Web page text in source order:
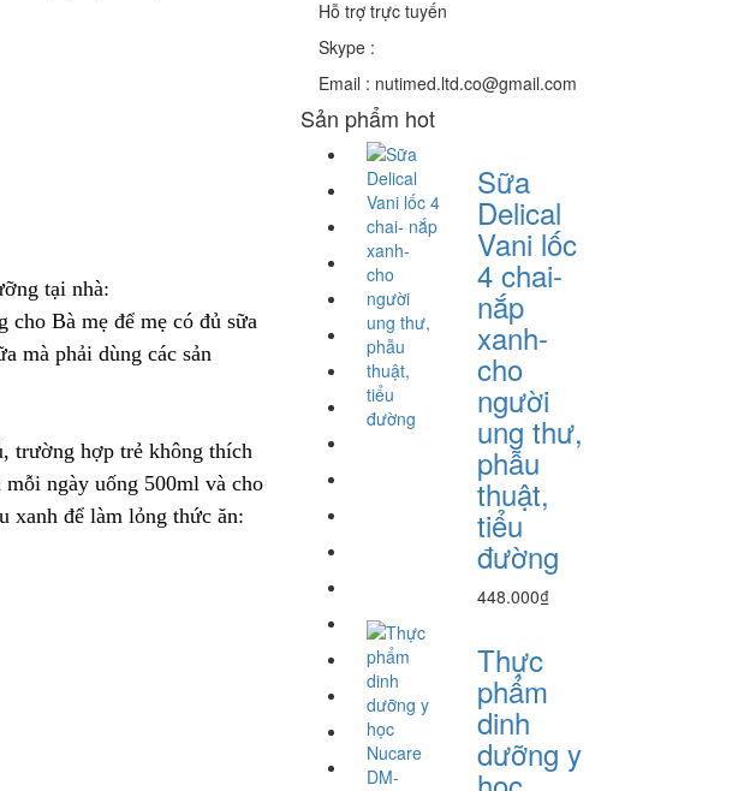
tại nhà:
cho Bà mẹ để mẹ có đủ sữa
mà phải dùng các sản
trường hợp trẻ không thích
ngày uống 500ml và cho
xanh để làm lỏng thức ăn:
Hỗ trợ trực tuyến
Skype :
Email : nutimed.ltd.co@gmail.com
Sản phẩm hot
Sữa
Delical
Vani lốc
4 chai-
nắp
xanh-
cho
người
ung thư,
phẫu
thuật,
tiểu
đường
448.000₫
Thực
phẩm
dinh
dưỡng y